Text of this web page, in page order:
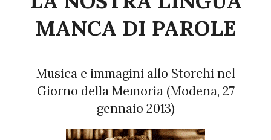
MANCA DI PAROLE
Musica e immagini allo Storchi nel
Giorno della Memoria (Modena, 27
gennaio 2013)